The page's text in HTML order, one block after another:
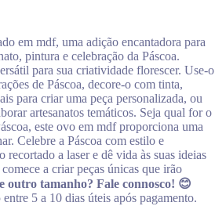
em mdf, uma adição encantadora para
pintura e celebração da Páscoa.
para sua criatividade florescer. Use-o
de Páscoa, decore-o com tinta,
para criar uma peça personalizada, ou
artesanatos temáticos. Seja qual for o
este ovo em mdf proporciona uma
Celebre a Páscoa com estilo e
a laser e dê vida às suas ideias
a criar peças únicas que irão
outro tamanho? Fale connosco! 😊
5 a 10 dias úteis após pagamento.